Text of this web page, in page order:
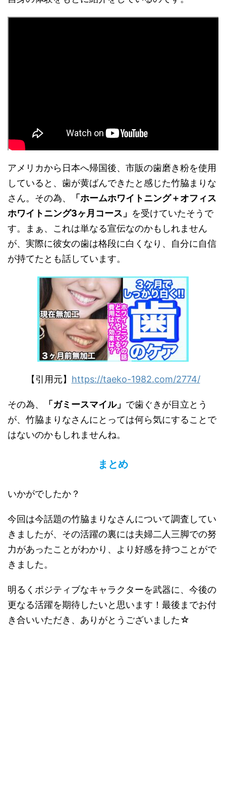
アメリカから日本へ帰国後、市販の歯磨き粉を使用
していると、歯が黄ばんできたと感じた竹脇まりな
さん。その為、
「ホームホワイトニング＋オフィス
ホワイトニング3ヶ月コース」 を受けていたそうで
す。まぁ、これは単なる宣伝なのかもしれません
が、実際に彼女の歯は格段に白くなり、自分に自信
が持てたとも話しています。
【引用元】 https://taeko-1982.com/2774/
その為、 「ガミースマイル」 で歯ぐきが目立とう
が、竹脇まりなさんにとっては何ら気にすることで
はないのかもしれませんね。
まとめ
いかがでしたか？
今回は今話題の竹脇まりなさんについて調査してい
きましたが、その活躍の裏には夫婦二人三脚での努
力があったことがわかり、より好感を持つことがで
きました。
明るくポジティブなキャラクターを武器に、今後の
更なる活躍を期待したいと思います！最後までお付
き合いいただき、ありがとうございました☆